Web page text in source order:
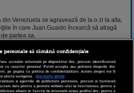
din Venezuela se agravează de la o zi la alta,
în care Juan Guaido încearcă să atragă
partea sa.
pe www.stirileprotv.ro.
09:23
personale să rămână confidențiale
accesăm informații pe dispozitivul dvs., precum identificatorii
cu caracter personal. Puteți accepta sau gestiona alegerile dvs.
pe pagina cu politica de confidențialitate. Aceste alegeri vor fi
afecta navigarea.
Mai multe detalii
si agentiile de publicitate partenere, precum si furnizorii
date pentru a permite website-ului sa functioneze, pentru a
afisate in functie de interesele si/sau profilul dvs., pentru a